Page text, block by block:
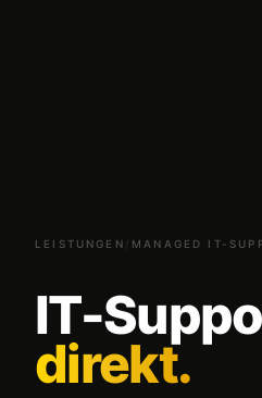
LEISTUNGEN MANAGED IT-
IT-
direkt.